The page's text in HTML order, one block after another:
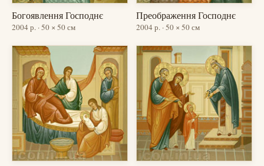
Богоявлення Господнє
2004 р. · 50 × 50 см
Преображення Господнє
2004 р. · 50 × 50 см